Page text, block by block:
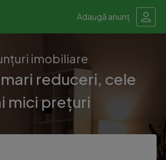
Adaugă anunț
imobiliare
reduceri, cele
mici prețuri